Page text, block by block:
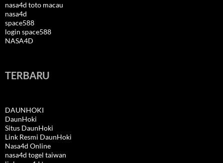
nasa4d toto macau
nasa4d
space588
login space588
NASA4D
TERBARU
DAUNHOKI
DaunHoki
Situs DaunHoki
Link Resmi DaunHoki
Nasa4d Online
nasa4d togel taiwan